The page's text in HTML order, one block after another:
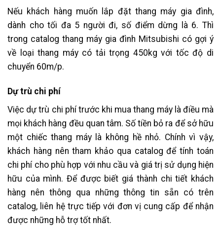
Nếu khách hàng muốn lắp đặt thang máy gia đình,
dành cho tối đa 5 người đi, số điểm dừng là 6. Thì
trong catalog thang máy gia đình Mitsubishi có gợi ý
về loại thang máy có tải trọng 450kg với tốc độ di
chuyển 60m/p.
Dự trù chi phí
Việc dự trù chi phí trước khi mua thang máy là điều mà
mọi khách hàng đều quan tâm. Số tiền bỏ ra để sở hữu
một chiếc thang máy là không hề nhỏ. Chính vì vậy,
khách hàng nên tham khảo qua catalog để tính toán
chi phí cho phù hợp với nhu cầu và giá trị sử dụng hiện
hữu của mình. Để được biết giá thành chi tiết khách
hàng nên thông qua những thông tin sẵn có trên
catalog, liên hệ trực tiếp với đơn vị cung cấp để nhận
được những hỗ trợ tốt nhất.